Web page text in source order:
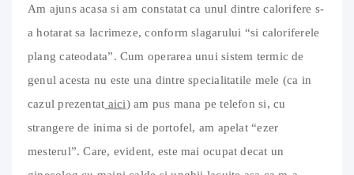
Am ajuns acasa si am constatat ca unul dintre calorifere s-
a hotarat sa lacrimeze, conform slagarului “si caloriferele
plang cateodata”. Cum operarea unui sistem termic de
genul acesta nu este una dintre specialitatile mele (ca in
cazul prezentat aici) am pus mana pe telefon si, cu
strangere de inima si de portofel, am apelat “ezer
mesterul”. Care, evident, este mai ocupat decat un